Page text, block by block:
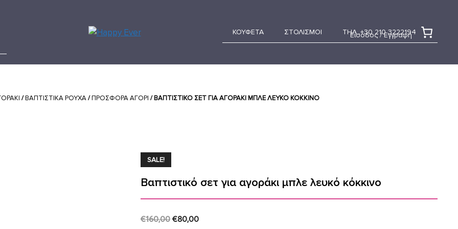
Είσοδος / Εγγραφή
ΚΟΥΦΕΤΑ ΣΤΟΛΙΣΜΟΙ ΤΗΛ. +30 210 3222194
/ΒΑΠΤΙΣΤΙΚΑ ΡΟΥΧΑ/ΠΡΟΣΦΟΡΑ ΑΓΟΡΙ / ΒΑΠΤΙΣΤΙΚΌ ΣΕΤ ΓΙΑ ΑΓΟΡΆΚΙ ΜΠΛΕ ΛΕΥΚΌ ΚΌΚΚΙΝΟ
SALE!
Βαπτιστικό σετ για αγοράκι μπλε λευκό κόκκινο
€160,00 Original
€80,00Current